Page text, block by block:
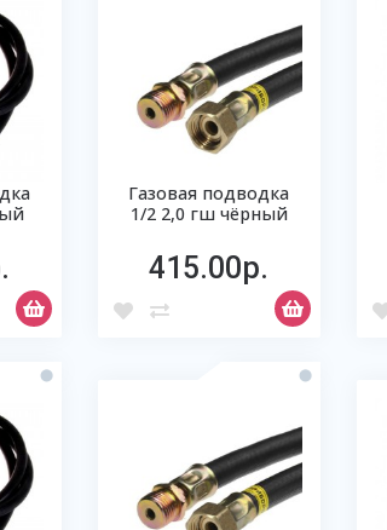
Газовая подводка
1/2 2,0 гш чёрный
415.00р.